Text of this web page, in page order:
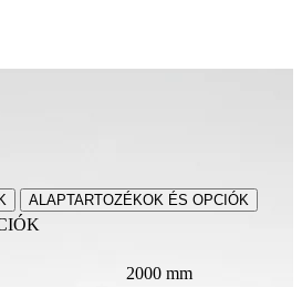
ALAPTARTOZÉKOK ÉS OPCIÓK
2000 mm